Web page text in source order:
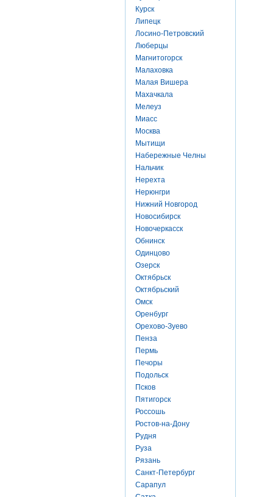
Курск
Липецк
Лосино-Петровский
Люберцы
Магнитогорск
Малаховка
Малая Вишера
Махачкала
Мелеуз
Миасс
Москва
Мытищи
Набережные Челны
Нальчик
Нерехта
Нерюнгри
Нижний Новгород
Новосибирск
Новочеркасск
Обнинск
Одинцово
Озерск
Октябрьск
Октябрьский
Омск
Оренбург
Орехово-Зуево
Пенза
Пермь
Печоры
Подольск
Псков
Пятигорск
Россошь
Ростов-на-Дону
Рудня
Руза
Рязань
Санкт-Петербург
Сарапул